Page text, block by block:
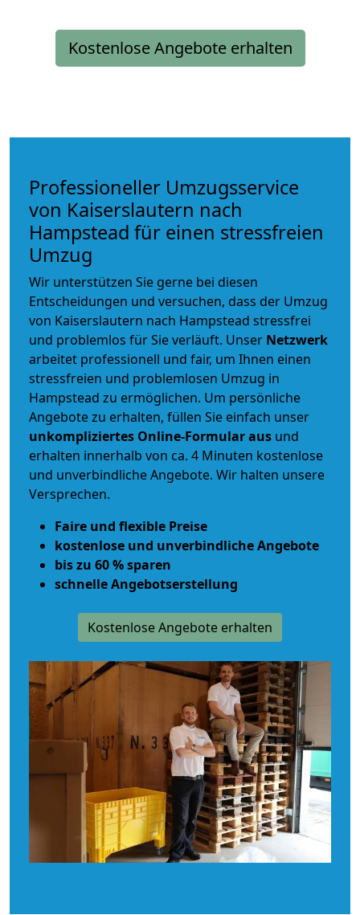
Kostenlose Angebote erhalten
Professioneller Umzugsservice
von Kaiserslautern nach
Hampstead für einen stressfreien
Umzug
Wir unterstützen Sie gerne bei diesen
Entscheidungen und versuchen, dass der Umzug
von Kaiserslautern nach Hampstead stressfrei
und problemlos für Sie verläuft. Unser Netzwerk
arbeitet professionell und fair, um Ihnen einen
stressfreien und problemlosen Umzug in
Hampstead zu ermöglichen. Um persönliche
Angebote zu erhalten, füllen Sie einfach unser
unkompliziertes Online-Formular aus und
erhalten innerhalb von ca. 4 Minuten kostenlose
und unverbindliche Angebote. Wir halten unsere
Versprechen.
Faire und flexible Preise
kostenlose und unverbindliche Angebote
bis zu 60 % sparen
schnelle Angebotserstellung
Kostenlose Angebote erhalten